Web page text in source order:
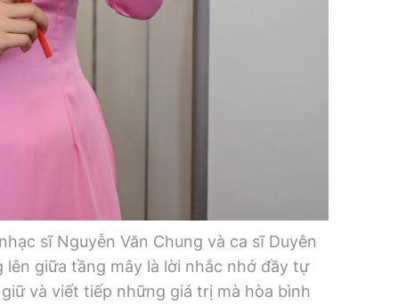
sĩ Nguyễn Văn Chung và ca sĩ Duyên
lên giữa tầng mây là lời nhắc nhớ đầy tự
và viết tiếp những giá trị mà hòa bình